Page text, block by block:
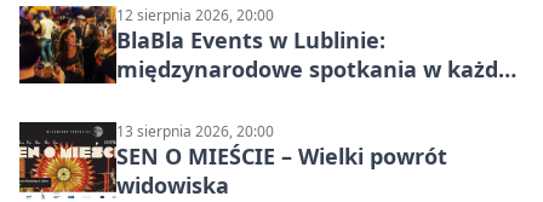
12 sierpnia 2026, 20:00
BlaBla Events w Lublinie:
międzynarodowe spotkania w każdą
13 sierpnia 2026, 20:00
SEN O MIEŚCIE – Wielki powrót
widowiska